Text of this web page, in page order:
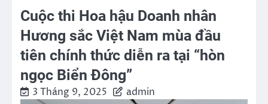
Cuộc thi Hoa hậu Doanh nhân
Hương sắc Việt Nam mùa đầu
tiên chính thức diễn ra tại “hòn
ngọc Biển Đông”
3 Tháng 9, 2025 admin